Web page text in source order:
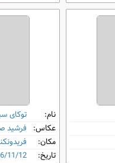
نام:
توکای
عکاس: فرشید
مکان:
تاریخ:
11/12